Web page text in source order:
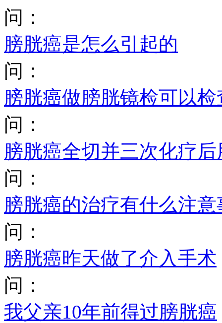
问：
膀胱癌是怎么引起的
问：
膀胱癌做膀胱镜检可以
问：
膀胱癌全切并三次化疗
问：
膀胱癌的治疗有什么注
问：
膀胱癌昨天做了介入手术
问：
我父亲10年前得过膀胱癌